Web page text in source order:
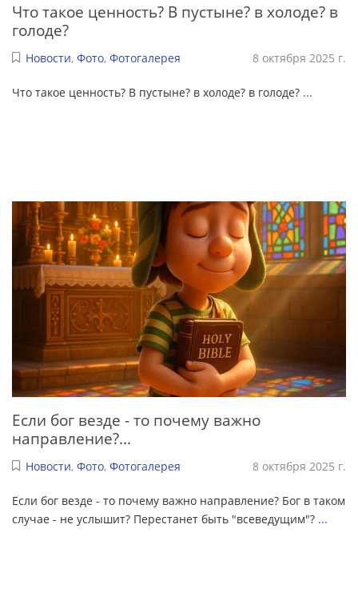
Что такое ценность? В пустыне? в холоде? в
голоде?
Новости, Фото, Фотогалерея 8 октября 2025 г.
Что такое ценность? В пустыне? в холоде? в голоде? ...
Если бог везде - то почему важно
направление?...
Новости, Фото, Фотогалерея 8 октября 2025 г.
Если бог везде - то почему важно направление? Бог в таком
случае - не услышит? Перестанет быть "всеведущим"? ...